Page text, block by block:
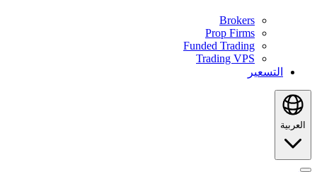
Brokers
Prop Firms
Funded Trading
Trading VPS
التسعير
العربية